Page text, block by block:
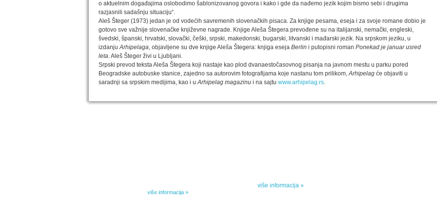
o aktuelnim događajima oslobodimo šablonizovanog govora i kako i gde da nađemo jezik kojim bismo sebi i drugima
razjasnili sadašnju situaciju“.
Aleš Šteger (1973) jedan je od vodećih savremenih slovenačkih pisaca. Za knjige pesama, eseja i za svoje romane dobio je
gotovo sve važnije slovenačke književne nagrade. Knjige Aleša Štegera prevođene su na italijanski, nemački, engleski,
švedski, španski, hrvatski, slovački, češki, srpski, makedonski, bugarski, litvanski i mađarski jezik. Na srpskom jeziku, u
izdanjuArhipelaga, objavljene su dve knjige Aleša Štegera: knjiga eseja Berlin i putopisni roman Ponekad je januar usred
leta. Aleš Šteger živi u Ljubljani.
Srpski prevod teksta Aleša Štegera koji nastaje kao plod dvanaestočasovnog pisanja na javnom mestu u parku pored
Beogradske autobuske stanice, zajedno sa autorovim fotografijama koje nastanu tom prilikom,Arhipelag će objaviti u
saradnji sa srpskim medijima, kao i uArhipelag magazinu i na sajtu www.arhipelag.rs.
više informacija »
više informacija »